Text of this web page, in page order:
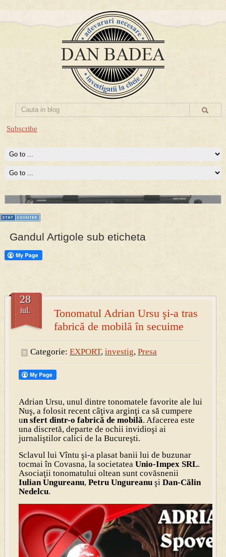
Subscribe
PRESA
Permise pentru vânătoarea de porci în costume, cu gulere albe
Prima mea carte publicata (Nemira)
Averea Presedintelui: prima lucrare despre controversatele
conturi secrete ale Securitatii.
Gandul Artigole sub eticheta
Tonomatul Adrian Ursu şi-a tras
fabrică de mobilă în secuime
28
iul.
Categorie: EXPORT, investig, Presa
Adrian Ursu, unul dintre tonomatele favorite ale lui
Nuş, a folosit recent câţiva arginţi ca să cumpere
un sfert dintr-o fabrică de mobilă. Afacerea este
una discretă, departe de ochii invidioşi ai
jurnaliştilor calici de la Bucureşti.
Sclavul lui Vîntu şi-a plasat banii lui de buzunar
tocmai în Covasna, la societatea Unio-Impex SRL.
Asociaţii tonomatului oltean sunt covăsnenii
Iulian Ungureanu, Petru Ungureanuşi Dan-Călin
Nedelcu.